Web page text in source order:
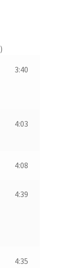
)
3:40
4:03
4:08
4:39
4:35